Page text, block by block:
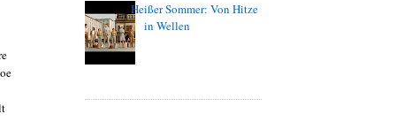
Heißer Sommer: Von Hitze
in Wellen